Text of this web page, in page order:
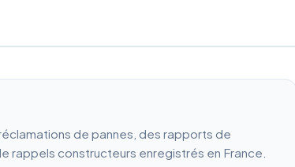
de pannes, des rapports de
rappels constructeurs enregistrés en France.